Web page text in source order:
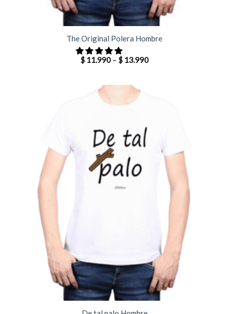
The Original Polera Hombre
$ 11.990 – $ 13.990